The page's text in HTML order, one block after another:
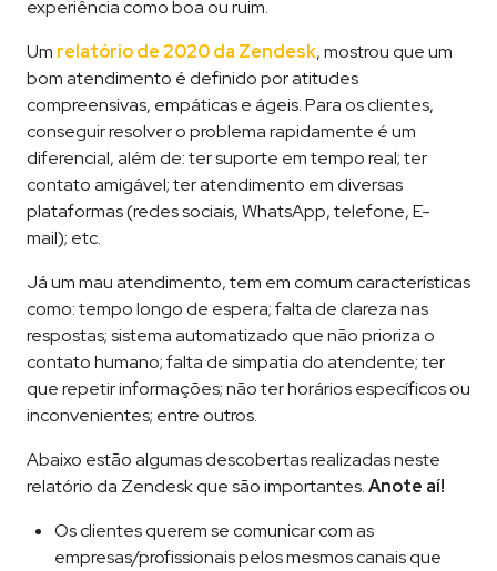
experiência como boa ou ruim.
Um relatório de 2020 da Zendesk, mostrou que um
bom atendimento é definido por atitudes
compreensivas, empáticas e ágeis. Para os clientes,
conseguir resolver o problema rapidamente é um
diferencial, além de: ter suporte em tempo real; ter
contato amigável; ter atendimento em diversas
plataformas (redes sociais, WhatsApp, telefone, E-
mail); etc.
Já um mau atendimento, tem em comum características
como: tempo longo de espera; falta de clareza nas
respostas; sistema automatizado que não prioriza o
contato humano; falta de simpatia do atendente; ter
que repetir informações; não ter horários específicos ou
inconvenientes; entre outros.
Abaixo estão algumas descobertas realizadas neste
relatório da Zendesk que são importantes.Anote aí!
Os clientes querem se comunicar com as
empresas/profissionais pelos mesmos canais que